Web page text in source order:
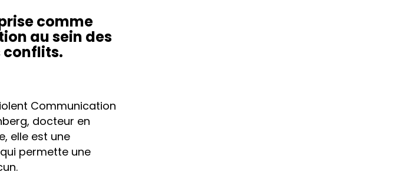
comme
au sein des
conflits.
Communication
docteur en
elle est une
permette une